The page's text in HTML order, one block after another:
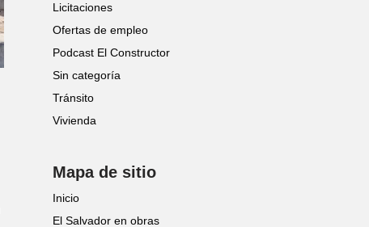
Licitaciones
Ofertas de empleo
Podcast El Constructor
Sin categoría
Tránsito
Vivienda
Mapa de sitio
Inicio
El Salvador en obras